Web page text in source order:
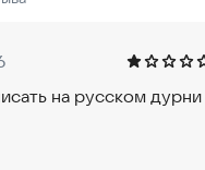
миру через адресную
на русском дурни